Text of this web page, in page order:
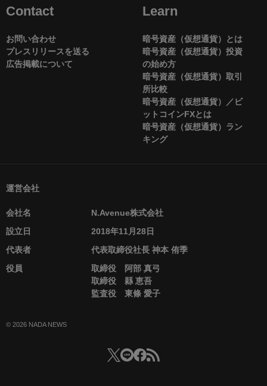
Contact
お問い合わせ
プレスリリースを送る
広告掲載について
Learn
暗号資産（仮想通貨）とは
暗号資産（仮想通貨）投資
の始め方
暗号資産（仮想通貨）取引
所比較
暗号資産（仮想通貨）／ビ
ットコインFXとは
暗号資産（仮想通貨）ラン
キング
運営会社
会社名
N.Avenue株式会社
設立日
2018年11月28日
代表者
代表取締役社長 神本 侑季
役員
取締役 阿部 真弓
取締役 縣 恵吾
監査役 東條 愛子
© 2026 NADA NEWS